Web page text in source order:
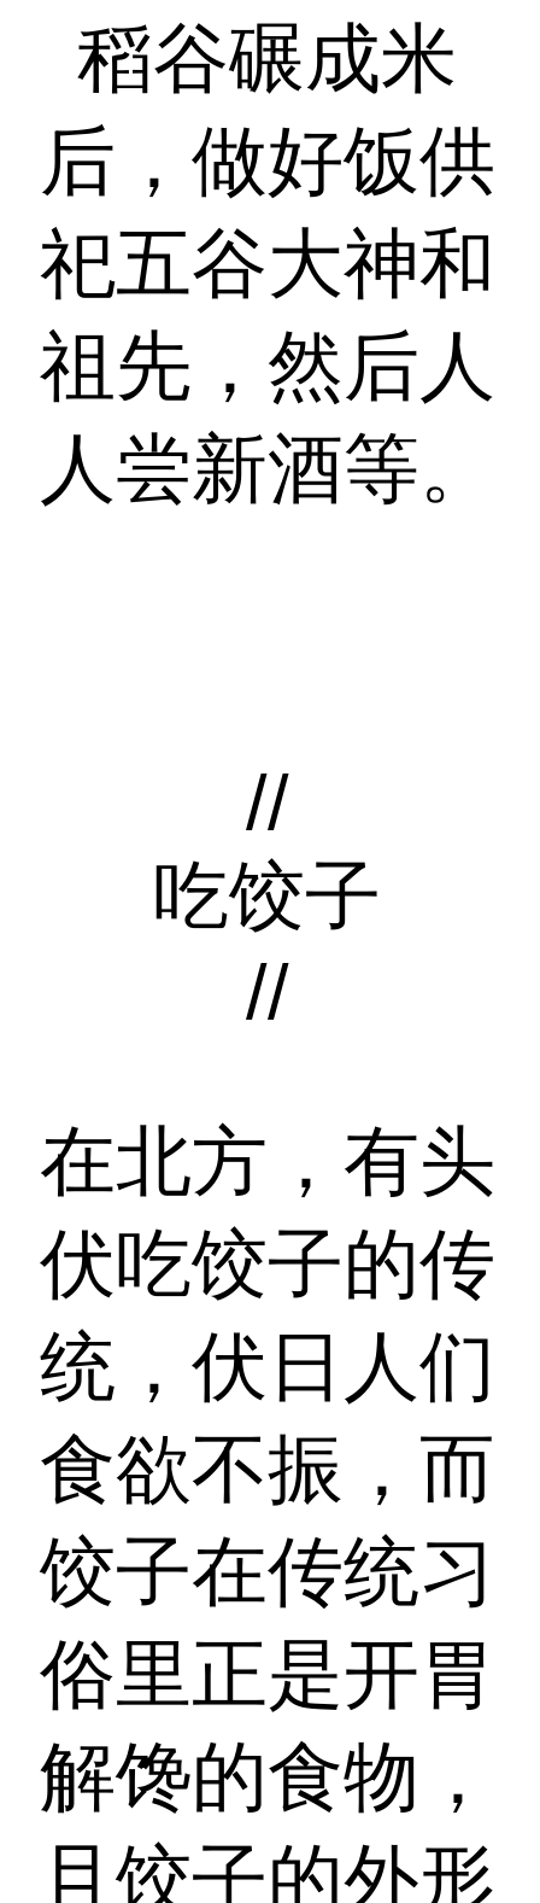
稻谷碾成米
后，做好饭供
祀五谷大神和
祖先，然后人
人尝新酒等。
//
吃饺子
//
在北方，有头
伏吃饺子的传
统，伏日人们
食欲不振，而
饺子在传统习
俗里正是开胃
解馋的食物，
且饺子的外形